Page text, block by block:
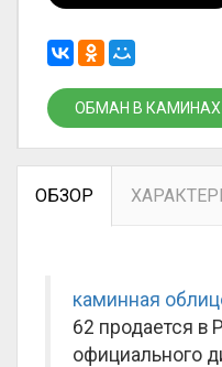
ОБМАН В КАМИНАХ
ОБЗОР
каминная
62 продается в
официального